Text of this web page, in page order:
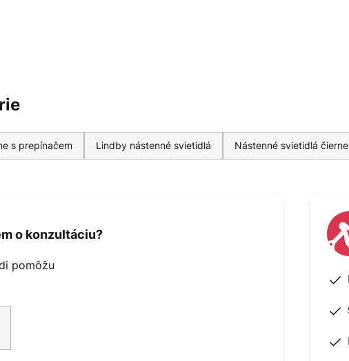
s prepínačem Lindby nástenné svietidlá Nástenné svietidlá čierne
o konzultáciu?
pomôžu